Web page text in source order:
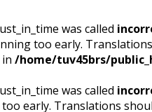
was called
too early.
/home/tuv45brs/
was called
early. Translations